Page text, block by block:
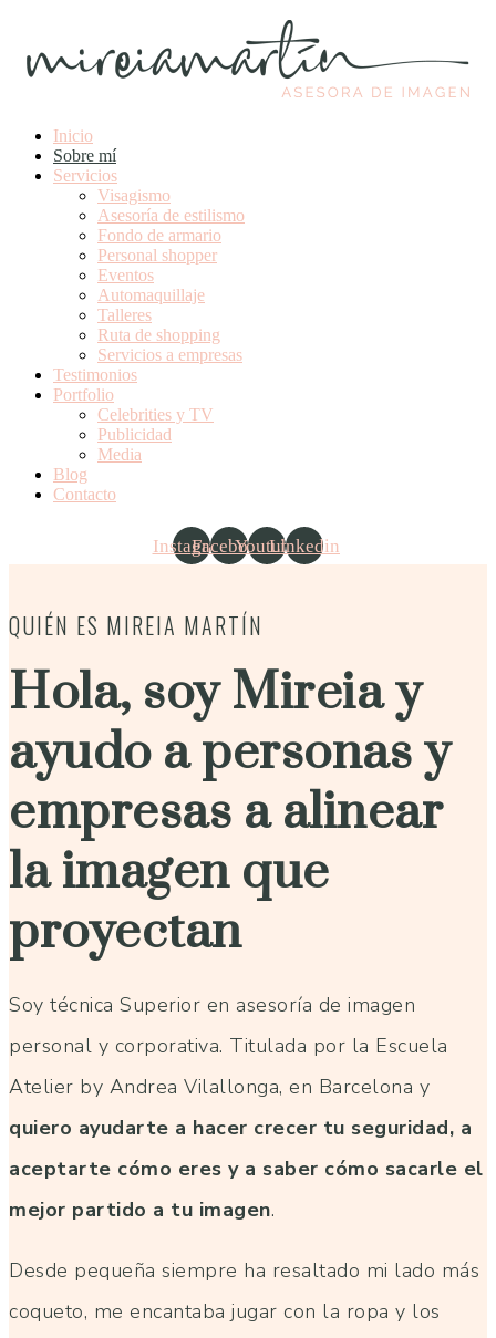
Asesoría de imagen presencial y online
Inicio
Sobre mí
Servicios
Visagismo
Asesoría de estilismo
Fondo de armario
Personal shopper
Eventos
Automaquillaje
Talleres
Ruta de shopping
Servicios a empresas
Testimonios
Portfolio
Celebrities y TV
Publicidad
Media
Blog
Contacto
InstagramFacebookYoutubeLinkedin
QUIÉN ES MIREIA MARTÍN
Hola, soy Mireia y
ayudo a personas y
empresas a alinear
la imagen que
proyectan
Soy técnica Superior en asesoría de imagen
personal y corporativa. Titulada por la Escuela
Atelier by Andrea Vilallonga, en Barcelona y
quiero ayudarte a hacer crecer tu seguridad, a
aceptarte cómo eres y a saber cómo sacarle el
mejor partido a tu imagen.
Desde pequeña siempre ha resaltado mi lado más
coqueto, me encantaba jugar con la ropa y los